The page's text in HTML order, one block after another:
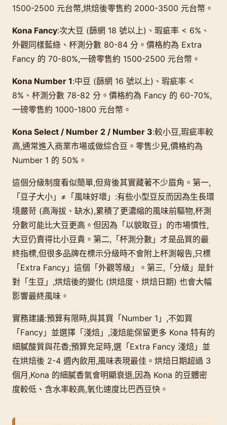
1500-2500 元台幣,烘焙後零售約 2000-3500 元台幣。
Kona Fancy:次大豆 (篩網 18 號以上)、瑕疵率 < 6%、
外觀同樣藍綠、杯測分數 80-84 分。價格約為 Extra
Fancy 的 70-80%,一磅零售約 1500-2500 元台幣。
Kona Number 1:中豆 (篩網 16 號以上)、瑕疵率 <
8%、杯測分數 78-82 分。價格約為 Fancy 的 60-70%,
一磅零售約 1000-1800 元台幣。
Kona Select / Number 2 / Number 3:較小豆,瑕疵率較
高,通常進入商業市場或做綜合豆。零售少見,價格約為
Number 1 的 50%。
這個分級制度看似簡單,但背後其實藏著不少眉角。第一,
「豆子大小」≠「風味好壞」:有些小型豆反而因為生長環
境嚴苛 (高海拔、缺水),累積了更濃縮的風味前驅物,杯測
分數可能比大豆更高。但因為「以貌取豆」的市場慣性,
大豆仍賣得比小豆貴。第二,「杯測分數」才是品質的最
終指標,但很多品牌在標示分級時不會附上杯測報告,只標
「Extra Fancy」這個「外觀等級」。第三,「分級」是針
對「生豆」,烘焙後的變化 (烘焙度、烘焙日期) 也會大幅
影響最終風味。
實務建議:預算有限時,與其買「Number 1」,不如買
「Fancy」並選擇「淺焙」,淺焙能保留更多 Kona 特有的
細膩酸質與花香;預算充足時,選「Extra Fancy 淺焙」並
在烘焙後 2-4 週內飲用,風味表現最佳。烘焙日期超過 3
個月,Kona 的細膩香氣會明顯衰退,因為 Kona 的豆體密
度較低、含水率較高,氧化速度比巴西豆快。